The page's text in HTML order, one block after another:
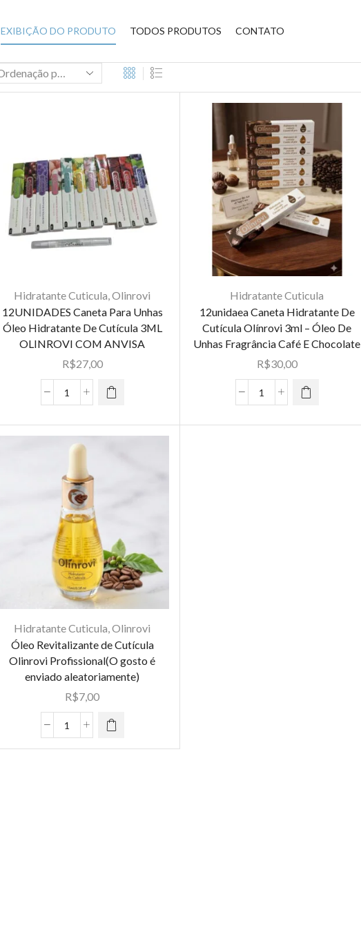
EXIBIÇÃO DO PRODUTO TODOS PRODUTOS CONTATO
Hidratante Cuticula,Olinrovi
12UNIDADES Caneta Para Unhas
Óleo Hidratante De Cutícula 3ML
OLINROVI COM ANVISA
R$27,00
12UNIDADES
Unhas
Hidratante
De
Cutícula
OLINROVI
COM
ANVISA
quantidade
Hidratante Cuticula
12unidaea Caneta Hidratante De
Cutícula Olínrovi 3ml – Óleo De
Unhas Fragrância Café E Chocolate
R$30,00
12unidaea
Hidratante Cuticula,Olinrovi
Óleo Revitalizante de Cutícula
Olinrovi Profissional(O gosto é
enviado aleatoriamente)
R$7,00
Óleo
Revitalizante